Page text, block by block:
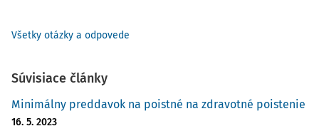
Všetky otázky a odpovede
Súvisiace články
Minimálny preddavok na poistné na zdravotné poistenie
16. 5. 2023